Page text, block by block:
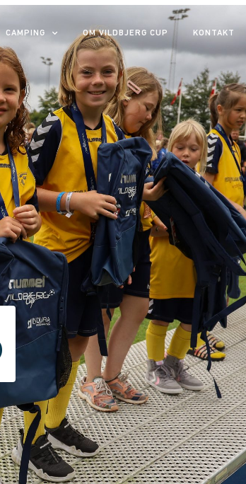
CAMPING OM VILDBJERG CUP KONTAKT